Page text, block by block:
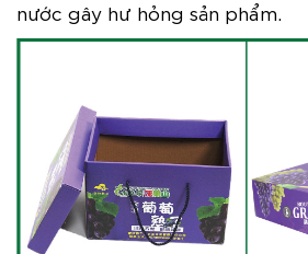
nước gây hư hỏng sản phẩm.